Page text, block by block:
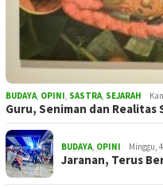
BUDAYA OPINI SASTRA SEJARAH
Guru, Seniman dan Realitas
BUDAYA OPINI Minggu,
Jaranan, Terus